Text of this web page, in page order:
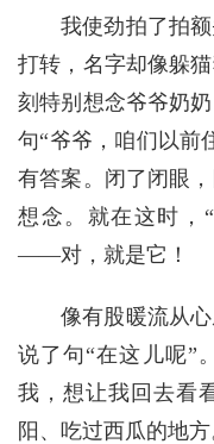
我使劲拍了拍
打转，名字却像躲
刻特别想念爷爷奶
句“爷爷，咱们以前
有答案。闭了闭眼
想念。就在这时，
——对，就是它！
像有股暖流从
说了句“在这儿呢”
我，想让我回去看
阳、吃过西瓜的地